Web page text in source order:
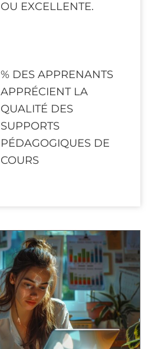
OU EXCELLENTE.
% DES APPRENANTS
APPRÉCIENT LA
QUALITÉ DES
SUPPORTS
PÉDAGOGIQUES DE
COURS